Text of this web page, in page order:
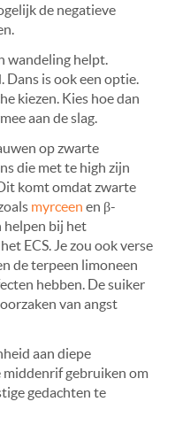
de negatieve
wandeling helpt.
Dans is ook een optie.
kiezen. Kies hoe dan
aan de slag.
op zwarte
die met te high zijn
komt omdat zwarte
myrceen en β-
helpen bij het
ECS. Je zou ook verse
de terpeen limoneen
hebben. De suiker
van angst
aan diepe
gebruiken om
gedachten te